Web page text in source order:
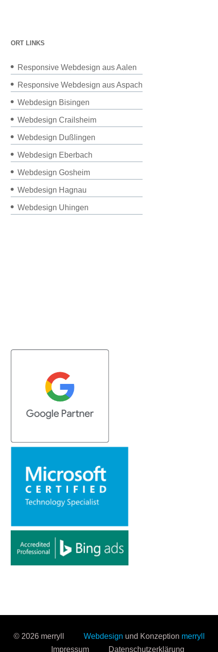
ORT LINKS
Responsive Webdesign aus Aalen
Responsive Webdesign aus Aspach
Webdesign Bisingen
Webdesign Crailsheim
Webdesign Dußlingen
Webdesign Eberbach
Webdesign Gosheim
Webdesign Hagnau
Webdesign Uhingen
© 2026 merryll Webdesign und Konzeption merryll
Impressum
Datenschutzerklärung